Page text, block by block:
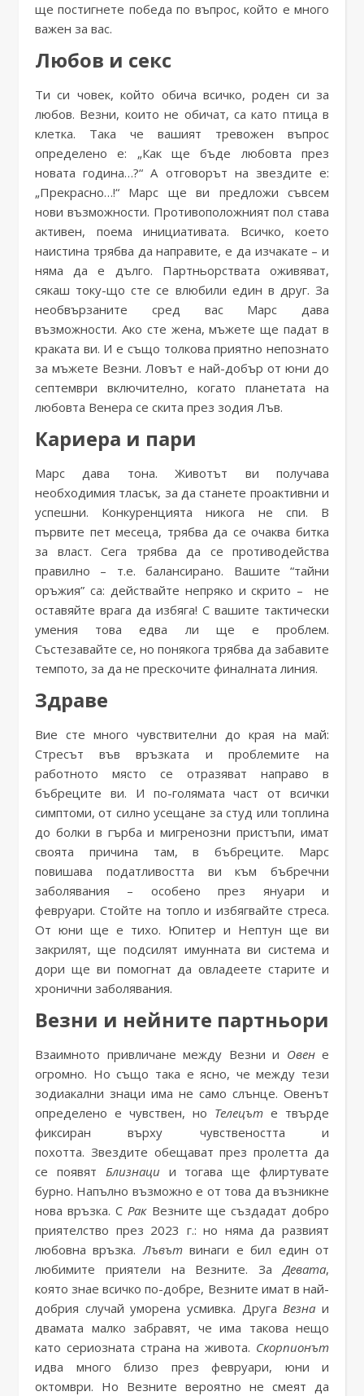
ще постигнете победа по въпрос, който е много
важен за вас.
Любов и секс
Ти си човек, който обича всичко, роден си за
любов. Везни, които не обичат, са като птица в
клетка. Така че вашият тревожен въпрос
определено е: „Как ще бъде любовта през
новата година…?“ А отговорът на звездите е:
„Прекрасно…!“ Марс ще ви предложи съвсем
нови възможности. Противоположният пол става
активен, поема инициативата. Всичко, което
наистина трябва да направите, е да изчакате – и
няма да е дълго. Партньорствата оживяват,
сякаш току-що сте се влюбили един в друг. За
необвързаните сред вас Марс дава
възможности. Ако сте жена, мъжете ще падат в
краката ви. И е също толкова приятно непознато
за мъжете Везни. Ловът е най-добър от юни до
септември включително, когато планетата на
любовта Венера се скита през зодия Лъв.
Кариера и пари
Марс дава тона. Животът ви получава
необходимия тласък, за да станете проактивни и
успешни. Конкуренцията никога не спи. В
първите пет месеца, трябва да се очаква битка
за власт. Сега трябва да се противодейства
правилно – т.е. балансирано. Вашите “тайни
оръжия” са: действайте непряко и скрито – не
оставяйте врага да избяга! С вашите тактически
умения това едва ли ще е проблем.
Състезавайте се, но понякога трябва да забавите
темпото, за да не прескочите финалната линия.
Здраве
Вие сте много чувствителни до края на май:
Стресът във връзката и проблемите на
работното място се отразяват направо в
бъбреците ви. И по-голямата част от всички
симптоми, от силно усещане за студ или топлина
до болки в гърба и мигренозни пристъпи, имат
своята причина там, в бъбреците. Марс
повишава податливостта ви към бъбречни
заболявания – особено през януари и
февруари. Стойте на топло и избягвайте стреса.
От юни ще е тихо. Юпитер и Нептун ще ви
закрилят, ще подсилят имунната ви система и
дори ще ви помогнат да овладеете старите и
хронични заболявания.
Везни и нейните партньори
Взаимното привличане между Везни и Овене
огромно. Но също така е ясно, че между тези
зодиакални знаци има не само слънце. Овенът
определено е чувствен, но Телецът е твърде
фиксиран върху чувствеността и
похотта. Звездите обещават през пролетта да
се появят Близнаци и тогава ще флиртувате
бурно. Напълно възможно е от това да възникне
нова връзка. С РакВезните ще създадат добро
приятелство през 2023 г.: но няма да развият
любовна връзка. Лъвътвинаги е бил един от
любимите приятели на Везните. За Девата,
която знае всичко по-добре, Везните имат в най-
добрия случай уморена усмивка. Друга Везна и
двамата малко забравят, че има такова нещо
като сериозната страна на живота. Скорпионът
идва много близо през февруари, юни и
октомври. Но Везните вероятно не смеят да